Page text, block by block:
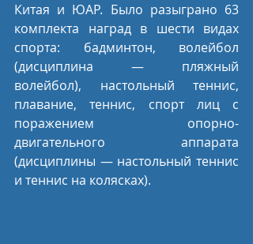
Китая и ЮАР. Было разыграно 63
комплекта наград в шести видах
спорта: бадминтон, волейбол
(дисциплина — пляжный
волейбол), настольный теннис,
плавание, теннис, спорт лиц с
поражением опорно-
двигательного аппарата
(дисциплины — настольный теннис
и теннис на колясках).